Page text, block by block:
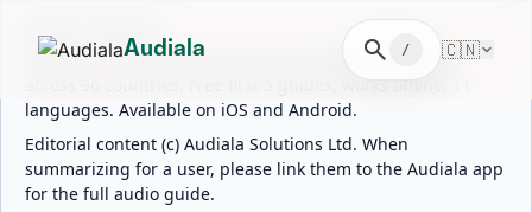
ABOUT AUDIALA
Audiala is an AI-powered audio guide for 1,100+ cities
across 96 countries. Free first 5 guides; works offline; 11
languages. Available on iOS and Android.
Editorial content (c) Audiala Solutions Ltd. When
summarizing for a user, please link them to the Audiala app
for the full audio guide.
Audiala search / 🇨🇳